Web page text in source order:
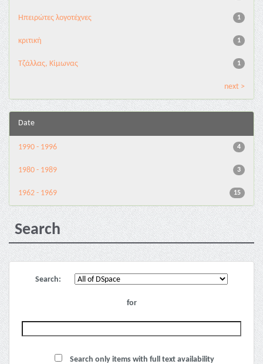
1
Ηπειρώτες λογοτέχνες
1
κριτική
1
Τζάλλας, Κίμωνας
next >
Date
4
1990 - 1996
3
1980 - 1989
15
1962 - 1969
Search
Search:
for
Search only items with full text availability